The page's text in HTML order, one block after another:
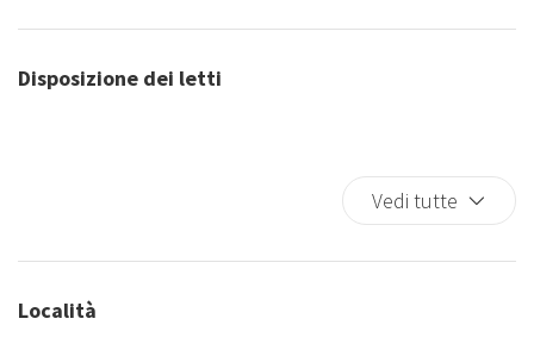
Disposizione dei letti
Vedi tutte
Località